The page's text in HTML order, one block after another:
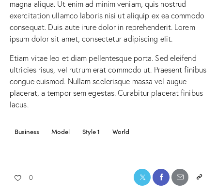
magna aliqua. Ut enim ad minim veniam, quis nostrud
exercitation ullamco laboris nisi ut aliquip ex ea commodo
consequat. Duis aute irure dolor in reprehenderit. Lorem
ipsum dolor sit amet, consectetur adipiscing elit.
Etiam vitae leo et diam pellentesque porta. Sed eleifend
ultricies risus, vel rutrum erat commodo ut. Praesent finibus
congue euismod. Nullam scelerisque massa vel augue
placerat, a tempor sem egestas. Curabitur placerat finibus
lacus.
Business Model Style 1 World
0